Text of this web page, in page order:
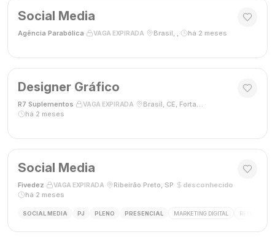
Social Media
Agência Parabólica VAGA EXPIRADA Brasil, , há 2 meses
Designer Gráfico
R7 Suplementos VAGA EXPIRADA Brasil, CE, Fortaleza
há 2 meses
Social Media
Fivedez VAGA EXPIRADA Ribeirão Preto, SP desconhecido
há 2 meses
SOCIAL MEDIA PJ PLENO PRESENCIAL MARKETING DIGITAL REDES